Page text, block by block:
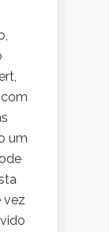
um
vez